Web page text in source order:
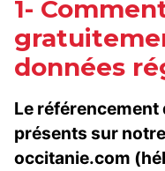
1-
données
Le
présents sur
occitanie.com